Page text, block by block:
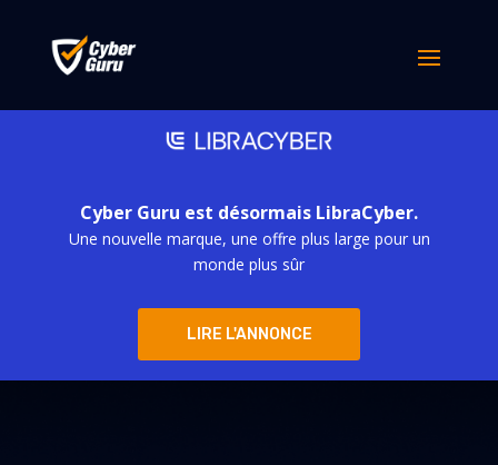
Cyber Guru est désormais LibraCyber.
Une nouvelle marque, une offre plus large pour un
monde plus sûr
LIRE L'ANNONCE